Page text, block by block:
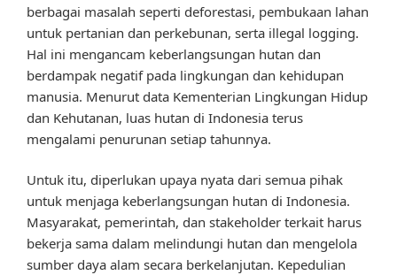
berbagai masalah seperti deforestasi, pembukaan lahan
untuk pertanian dan perkebunan, serta illegal logging.
Hal ini mengancam keberlangsungan hutan dan
berdampak negatif pada lingkungan dan kehidupan
manusia. Menurut data Kementerian Lingkungan Hidup
dan Kehutanan, luas hutan di Indonesia terus
mengalami penurunan setiap tahunnya.
Untuk itu, diperlukan upaya nyata dari semua pihak
untuk menjaga keberlangsungan hutan di Indonesia.
Masyarakat, pemerintah, dan stakeholder terkait harus
bekerja sama dalam melindungi hutan dan mengelola
sumber daya alam secara berkelanjutan. Kepedulian